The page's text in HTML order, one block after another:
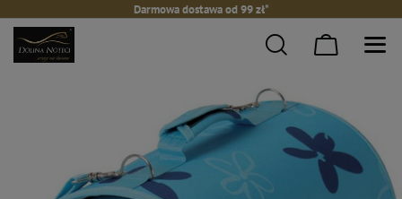
Darmowa dostawa od 99 zł*